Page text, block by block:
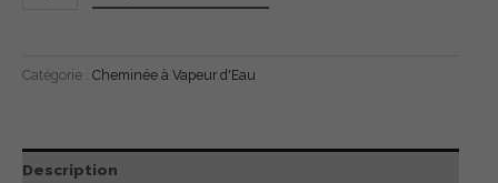
Catégorie : Cheminée à Vapeur d'Eau
Description